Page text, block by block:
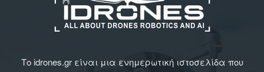
Το idrones.gr είναι μια ενημερωτική ιστοσελίδα που